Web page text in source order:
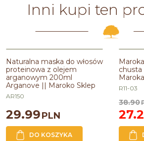
Inni kupi ten
Naturalna maska do włosów
proteinowa z olejem
arganowym 200ml
Arganove || Maroko Sklep
AR150
29.99PLN
DO KOSZYKA
chusta
R11-03
38.90